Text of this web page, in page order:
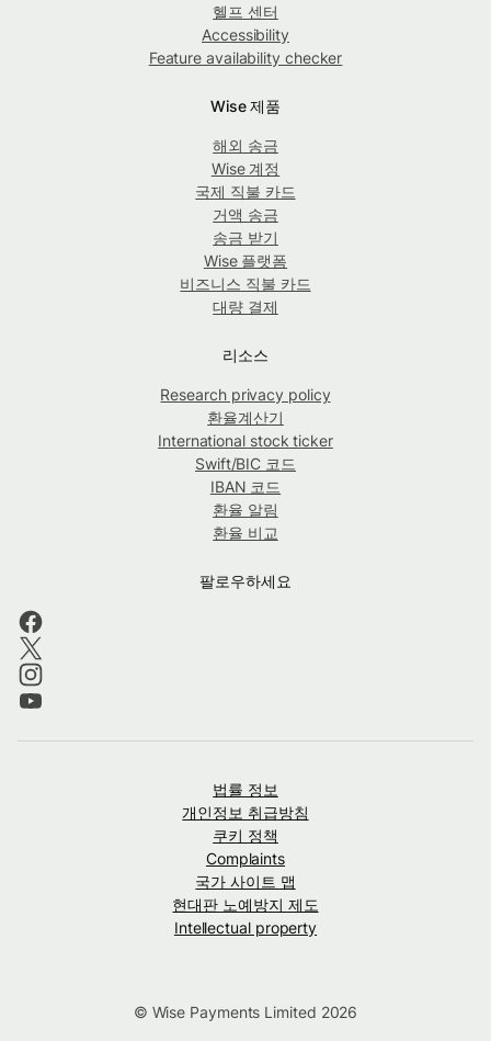
헬프 센터
Accessibility
Feature availability checker
Wise 제품
해외 송금
Wise 계정
국제 직불 카드
거액 송금
송금 받기
Wise 플랫폼
비즈니스 직불 카드
대량 결제
리소스
Research privacy policy
환율계산기
International stock ticker
Swift/BIC 코드
IBAN 코드
환율 알림
환율 비교
팔로우하세요
법률 정보
개인정보 취급방침
쿠키 정책
Complaints
국가 사이트 맵
현대판 노예방지 제도
Intellectual property
© Wise Payments Limited 2026